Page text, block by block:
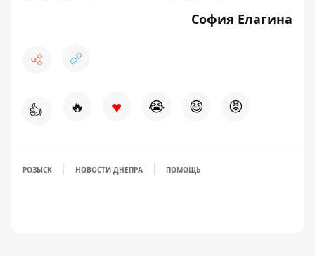
София Елагина
👍 🔥 ♥ 😭 😆 😡
РОЗЫСК НОВОСТИ ДНЕПРА ПОМОЩЬ